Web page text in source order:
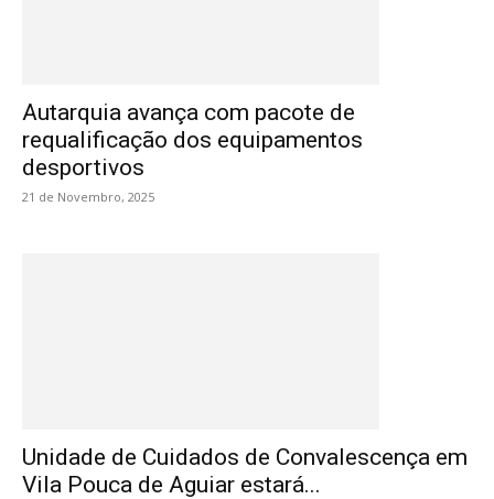
Autarquia avança com pacote de
requalificação dos equipamentos
desportivos
21 de Novembro, 2025
Unidade de Cuidados de Convalescença em
Vila Pouca de Aguiar estará...